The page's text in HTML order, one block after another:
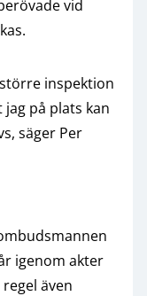
vid
inspektion
på plats kan
säger Per
igenom akter
även